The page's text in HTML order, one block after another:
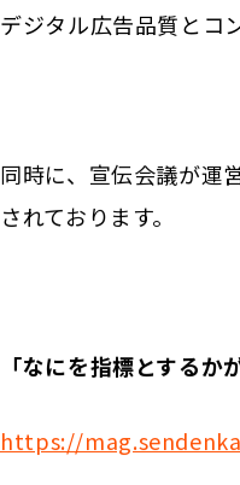
デジタル広告品質とコ
同時に、宣伝会議が運
されております。
「なにを指標とする
https://